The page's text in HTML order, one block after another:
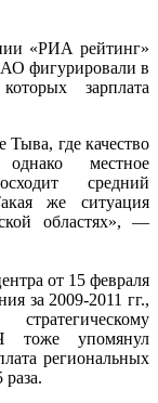
«РИА рейтинг»
фигурировали в
зарплата
где качество
местное
средний
же ситуация
областях», —
от 15 февраля
за 2009-2011 гг.,
упомянул
региональных